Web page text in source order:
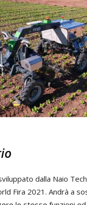
dalla Naio
Fira 2021. Andrà a